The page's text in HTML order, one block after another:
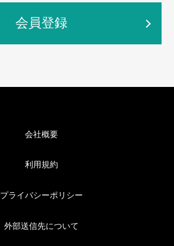
会員登録
会社概要
利用規約
プライバシーポリシー
外部送信先について